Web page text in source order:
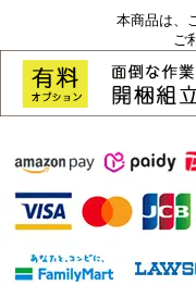
本商品は、
ご